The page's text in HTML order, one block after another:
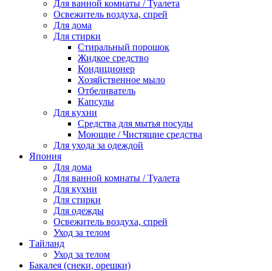
Для ванной комнаты / Туалета
Освежитель воздуха, спрей
Для дома
Для стирки
Стиральный порошок
Жидкое средство
Кондиционер
Хозяйственное мыло
Отбеливатель
Капсулы
Для кухни
Средства для мытья посуды
Моющие / Чистящие средства
Для ухода за одеждой
Япония
Для дома
Для ванной комнаты / Туалета
Для кухни
Для стирки
Для одежды
Освежитель воздуха, спрей
Уход за телом
Тайланд
Уход за телом
Бакалея (снеки, орешки)